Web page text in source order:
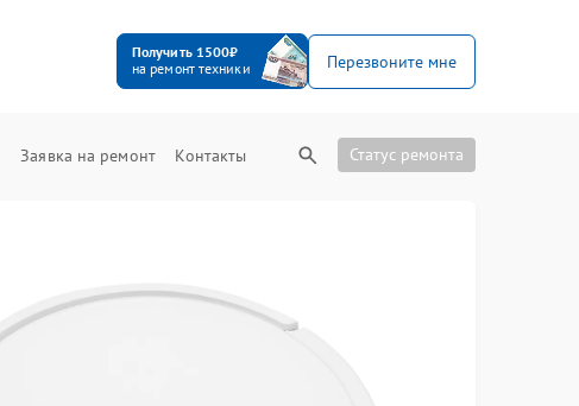
Получить 1500₽
на ремонт техники
Перезвоните мне
Заявка на ремонт Контакты Статус ремонта